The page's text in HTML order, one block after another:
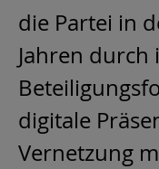
die Partei in
Jahren durch
digitale
Vernetzung